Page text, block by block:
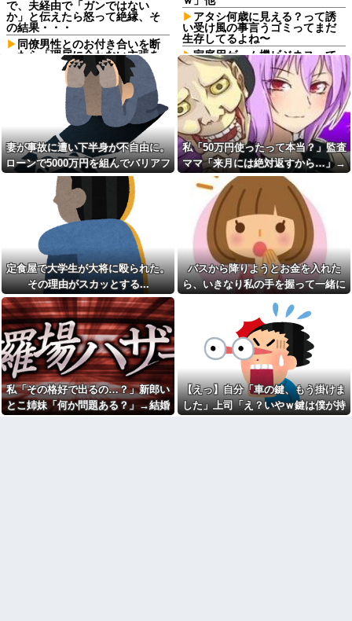
で、夫経由で「ガンではない
か」と伝えたら怒って絶縁、そ
の結果・・・
同僚男性とのお付き合いを断
ったら「理屈に合わない主張を
振りかざす感情的なヒステリー
女」と言いふらされて・・・
死ねだのクソ親父だのうるさ
かった反抗期の娘が托卵だった
ことが発覚。嫁共々追放確定と
なった途端に娘「」…はぁ？
パートの面接で号泣しながら
「ここもダメだったらもう食べ
ていけないんです」って熱弁し
てた人がいた
私「料理は手抜きできるとこ
ろは全部手抜きしてるよ」知人
「それはダメでしょ」→勝手な
説教にうんざりして…
義妹夫のお兄さんが草加の集
まりにいてビックリ。義両親は
新興宗教大嫌いな人たちなのに...
先生から電話があったんだけ
ど、「～とか～」「～とか考え
て～」と何度も言ってたのが耳
に残ってしまった
我が子のことを旦那が「他人
が産んだ子」と言い出した。そ
の理由がとんでもない。
ダイアンのじゃない方がユー
スケさんになってしまっている
という事実←これ
【動画】手術中に熊本地震直
撃やばすぎる
アタシ何歳に見える？って誘
い受け風の事言うゴミってまだ
生存してるよね〜
家庭用ゲーム機ビジネスって
完全に破綻したよな
【胸熱】中居正広、熊本に人
知れず支援か 10年前の震災で
は3度現地入り「誰にも知られな
くて良い」
【胸熱】中居正広、熊本に人
知れず支援か 10年前の震災で
は3度現地入り「誰にも知られな
くて良い」
歯医者の待合室で「抜歯と言
われたのに痛みが消えた！訴え
てやる！」と怒鳴り散らす60代
男！2軒の歯医者で同じ診断され
た癖に、神経が死んで痛みが消
えたのを「治った」と錯覚して
逆ギレする地獄の迷惑ジジイに
遭遇
長年付き合いがある温和だっ
た友人がとんでもなくキレた
妻の流産に「泣いたって生き
返らない」と苦笑いする自称ド
ライな兄。ブチギレた両親＆妹
に責められるも逆上した兄の悲
惨すぎる現在←淡々としてるん
じゃなくて単なる冷血漢
下僕にネーミングセンスが皆
無なため 我が家の歴代ご主人様
達は…【再】
【妊婦様】義実家で2人目妊娠
妻が事故に遭い下半身が不自由に。
ローンで5000万円を組んでバリアフ
リーの家を建てた。だが俺には作戦
があった
私「50万円使ったって本当？」監査
ママ「来月には絶対返すから…」→
約束を信じて待った結果、警察に通
報することになり…
定食屋で大学生が大将に殴られた。
その理由がスカッとする...
バスから降りようとお金を入れた
ら、いきなり私の手を握って一緒に
降りようとする子供がいた。手をほ
どこうとしても放してくれず...
私「その格好で出るの…？」新郎い
とこ姉妹「何か問題ある？」→結婚
【えっ】自分「車の鍵、もう掛けま
した」上司「え？いやｗ鍵は僕が持